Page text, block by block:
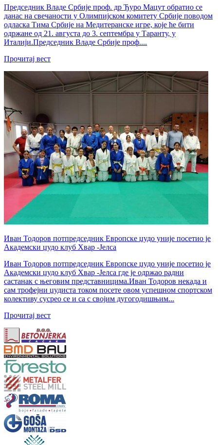
Председник Владе Србије проф. др Ђуро Мацут обратио се
данас на свечаности у Олимпијском комитету Србије поводом
одласка Тима Србије на Медитеранске игре, које ће бити
одржане од 21. августа до 3. септембра у Таранту, у
Италији.Председник Владе Србије проф....
Прочитај вест
Иван Тодоров потпредседник Европске џудо уније посетио је
Академски џудо клуб Хвар -Јелса
Иван Тодоров потпредседник Европске џудо уније посетио је
Академски џудо клуб Хвар -Јелса где је одржао радни
састанак с његовим представницима.Иван Тодоров некада и
сам трофејни џудиста током посете овом успешном спортском
колективу сусрео се и са с својим дугогодишњим...
Прочитај вест